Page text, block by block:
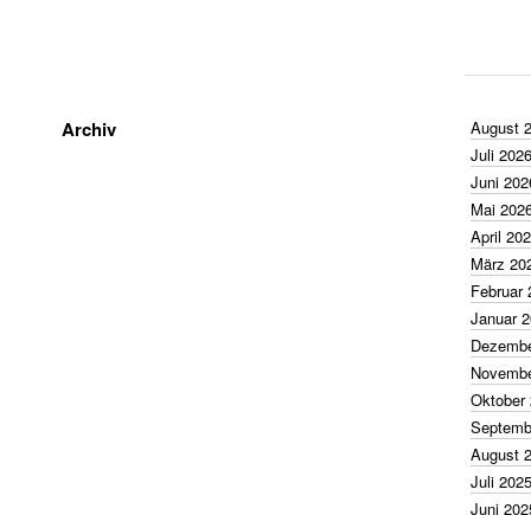
Archiv
August
Juli 2026
Juni
Mai
April
März
Februar
Januar
Oktober
August
Juli 2025
Juni